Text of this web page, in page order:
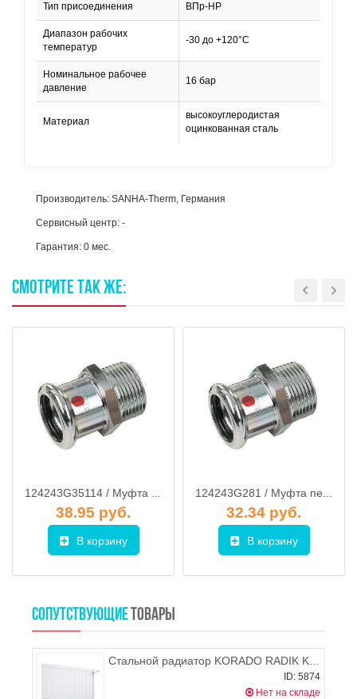
Тип присоединения ВПр-НР
Диапазон рабочих
температур
-30 до +120°С
Номинальное рабочее
давление
16 бар
Материал
высокоуглеродистая
оцинкованная сталь
Производитель: SANHA-Therm, Германия
Сервисный центр: -
Гарантия: 0 мес.
СМОТРИТЕ ТАКЖЕ:
124243G35114 / Муфта переходная с наружной резьбой 35 х 1.1/4" ВПр-НР, сталь оцинкованная, SANHA
38.95 руб.
В корзину
124243G281 / Муфта переходная с наружной резьбой 28 х 1" ВПр-НР, сталь оцинкованная, SANHA
32.34 руб.
В корзину
СОПУТСТВУЮЩИЕ ТОВАРЫ
Стальной радиатор KORADO RADIK KLASIK 21 900x400 (боковое подключение), 702-1109 Вт
ID: 5874
Нет на складе